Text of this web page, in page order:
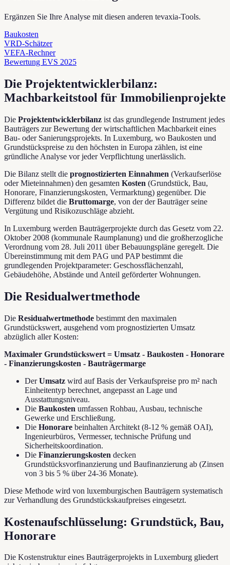
Ergänzen Sie Ihre Analyse mit diesen anderen tevaxia-Tools.
Baukosten
VRD-Schätzer
VEFA-Rechner
Bewertung EVS 2025
Die Projektentwicklerbilanz:
Machbarkeitstool für Immobilienprojekte
Die Projektentwicklerbilanz ist das grundlegende Instrument jedes
Bauträgers zur Bewertung der wirtschaftlichen Machbarkeit eines
Bau- oder Sanierungsprojekts. In Luxemburg, wo Baukosten und
Grundstückspreise zu den höchsten in Europa zählen, ist eine
gründliche Analyse vor jeder Verpflichtung unerlässlich.
Die Bilanz stellt die prognostizierten Einnahmen (Verkaufserlöse
oder Mieteinnahmen) den gesamten Kosten (Grundstück, Bau,
Honorare, Finanzierungskosten, Vermarktung) gegenüber. Die
Differenz bildet die Bruttomarge, von der der Bauträger seine
Vergütung und Risikozuschläge abzieht.
In Luxemburg werden Bauträgerprojekte durch das Gesetz vom 22.
Oktober 2008 (kommunale Raumplanung) und die großherzogliche
Verordnung vom 28. Juli 2011 über Bebauungspläne geregelt. Die
Übereinstimmung mit dem PAG und PAP bestimmt die
grundlegenden Projektparameter: Geschossflächenzahl,
Gebäudehöhe, Abstände und Anteil geförderter Wohnungen.
Die Residualwertmethode
Die Residualwertmethode bestimmt den maximalen
Grundstückswert, ausgehend vom prognostizierten Umsatz
abzüglich aller Kosten:
Maximaler Grundstückswert = Umsatz - Baukosten - Honorare
- Finanzierungskosten - Bauträgermarge
DerUmsatz wird auf Basis der Verkaufspreise pro m² nach
Einheitentyp berechnet, angepasst an Lage und
Ausstattungsniveau.
Die Baukosten umfassen Rohbau, Ausbau, technische
Gewerke und Erschließung.
Die Honorare beinhalten Architekt (8-12 % gemäß OAI),
Ingenieurbüros, Vermesser, technische Prüfung und
Sicherheitskoordination.
Die Finanzierungskosten decken
Grundstücksvorfinanzierung und Baufinanzierung ab (Zinsen
von 3 bis 5 % über 24-36 Monate).
Diese Methode wird von luxemburgischen Bauträgern systematisch
zur Verhandlung des Grundstückskaufpreises eingesetzt.
Kostenaufschlüsselung: Grundstück, Bau,
Honorare
Die Kostenstruktur eines Bauträgerprojekts in Luxemburg gliedert